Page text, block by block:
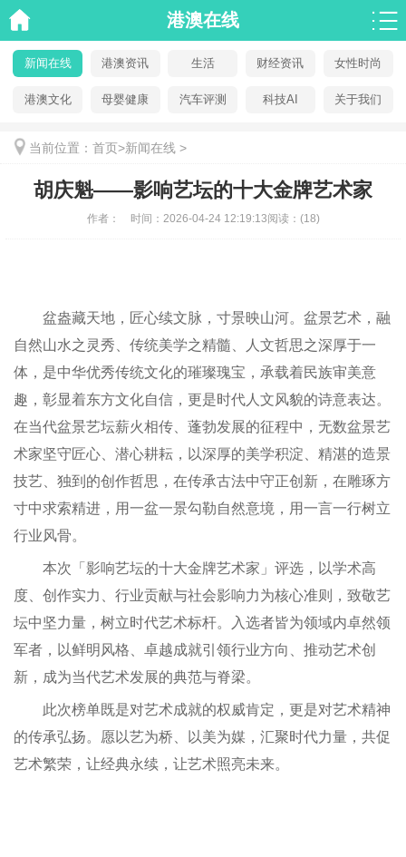
港澳在线
新闻在线 港澳资讯 生活 财经资讯 女性时尚
港澳文化 母婴健康 汽车评测 科技AI 关于我们
当前位置： 首页>新闻在线 >
胡庆魁——影响艺坛的十大金牌艺术家
作者： 时间： 2026-04-24 12:19:13阅读： (18)
盆盎藏天地，匠心续文脉，寸景映山河。盆景艺术，融
自然山水之灵秀、传统美学之精髓、人文哲思之深厚于一
体，是中华优秀传统文化的璀璨瑰宝，承载着民族审美意
趣，彰显着东方文化自信，更是时代人文风貌的诗意表达。
在当代盆景艺坛薪火相传、蓬勃发展的征程中，无数盆景艺
术家坚守匠心、潜心耕耘，以深厚的美学积淀、精湛的造景
技艺、独到的创作哲思，在传承古法中守正创新，在雕琢方
寸中求索精进，用一盆一景勾勒自然意境，用一言一行树立
行业风骨。
本次「影响艺坛的十大金牌艺术家」评选，以学术高
度、创作实力、行业贡献与社会影响力为核心准则，致敬艺
坛中坚力量，树立时代艺术标杆。入选者皆为领域内卓然领
军者，以鲜明风格、卓越成就引领行业方向、推动艺术创
新，成为当代艺术发展的典范与脊梁。
此次榜单既是对艺术成就的权威肯定，更是对艺术精神
的传承弘扬。愿以艺为桥、以美为媒，汇聚时代力量，共促
艺术繁荣，让经典永续，让艺术照亮未来。